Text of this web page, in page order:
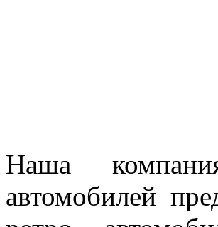
Наша
автомобилей